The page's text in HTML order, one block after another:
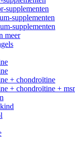
supplementen
supplementen
supplementen
meer
+ chondroïtine
+ chondroïtine +